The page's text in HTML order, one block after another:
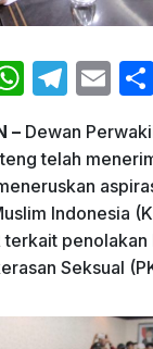
W
at
s
A
p
p
T
e
gr
a
m
E
ai
l
– Dewan
telah
Indonesia
terkait penolakan
Seksual